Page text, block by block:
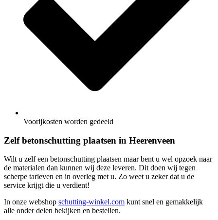
Voorijkosten worden gedeeld
Zelf betonschutting plaatsen in Heerenveen
Wilt u zelf een betonschutting plaatsen maar bent u wel opzoek naar
de materialen dan kunnen wij deze leveren. Dit doen wij tegen
scherpe tarieven en in overleg met u. Zo weet u zeker dat u de
service krijgt die u verdient!
In onze webshop schutting-winkel.com kunt snel en gemakkelijk
alle onder delen bekijken en bestellen.